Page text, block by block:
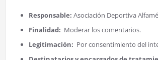
Responsable: Asociación Deportiva
Finalidad: Moderar los comentarios.
Legitimación: Por consentimiento del